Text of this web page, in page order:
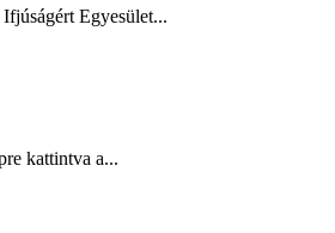
Egyesület...
kattintva a...